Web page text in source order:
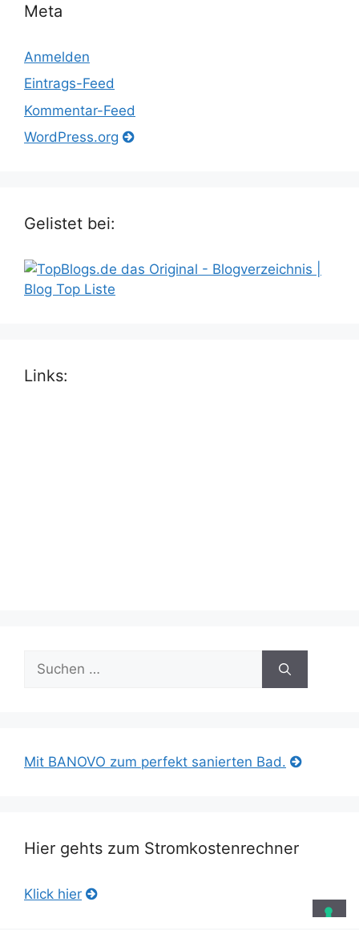
Meta
Anmelden
Eintrags-Feed
Kommentar-Feed
WordPress.org
Gelistet bei:
Links:
Suche
nach:
Mit BANOVO zum perfekt sanierten Bad.
Hier gehts zum Stromkostenrechner
Klick hier